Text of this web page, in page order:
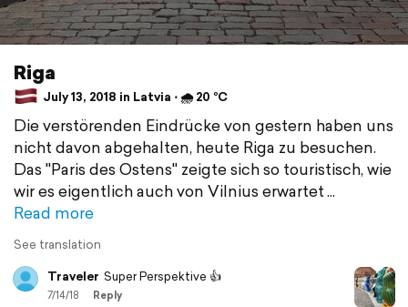
Riga
July 13, 2018 in Latvia ⋅ 🌧 20 °C
Die verstörenden Eindrücke von gestern haben uns
nicht davon abgehalten, heute Riga zu besuchen.
Das "Paris des Ostens" zeigte sich so touristisch, wie
wir es eigentlich auch von Vilnius erwartet
Read more
See translation
Traveler Super Perspektive 👍
7/14/18 Reply